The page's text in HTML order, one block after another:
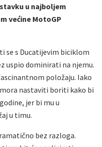
u najboljem
većine MotoGP
se s Ducatijevim biciklom
uspio dominirati na njemu.
položaju. Iako
nastaviti boriti kako bi
jer bi mu u
u timu.
bez razloga.